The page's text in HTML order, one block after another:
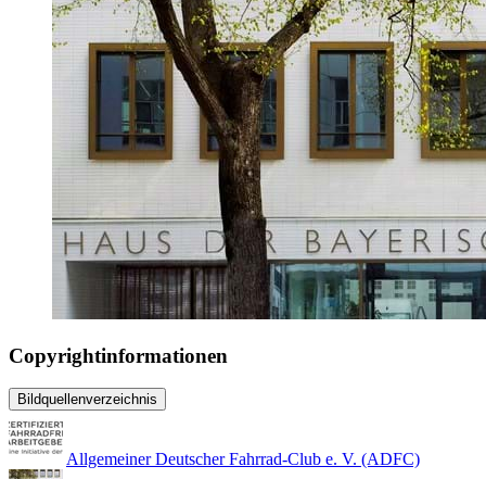
Copyrightinformationen
Bildquellenverzeichnis
Allgemeiner Deutscher Fahrrad-Club e. V. (ADFC)